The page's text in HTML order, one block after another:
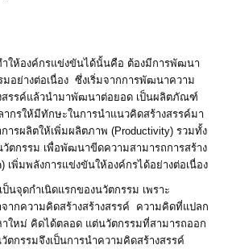
ให้องค์กรแข่งขันได้นั้นคือ ต้องมีการพัฒนา
อย่างต่อเนื่อง ซึ่งเริ่มจากการพัฒนาความ
สรรค์แล้วนำมาพัฒนาต่อยอด เป็นผลิตภัณฑ์
กรให้มีทักษะในการนำแนวคิดสร้างสรรค์มา
ารผลิตให้เพิ่มผลิตภาพ (Productivity) รวมทั้ง
กรรม เพื่อพัฒนาขีดความสามารถการสร้าง
เพิ่มพลังการแข่งขันให้องค์กรได้อย่างต่อเนื่อง
นจุดกำเนิดแรกของนวัตกรรม เพราะ
ากความคิดสร้างสร้างสรรค์ ความคิดที่แปลก
หม่ คิดได้ตลอด แต่นวัตกรรมที่สามารถออก
กรรมจึงเป็นการนำความคิดสร้างสรรค์